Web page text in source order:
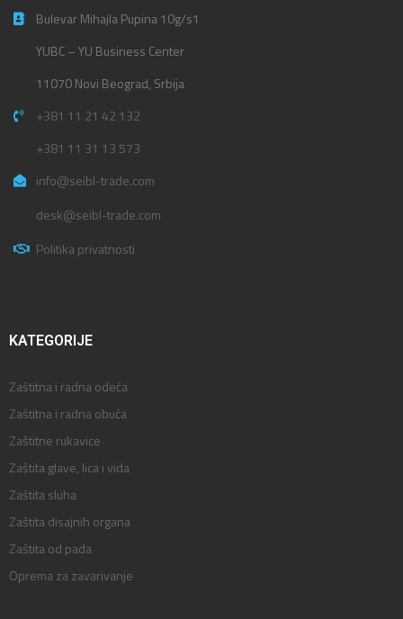
Bulevar Mihajla Pupina 10g/s1
YUBC – YU Business Center
11070 Novi Beograd, Srbija
+381 11 21 42 132
+381 11 31 13 573
info@seibl-trade.com
desk@seibl-trade.com
Politika privatnosti
KATEGORIJE
Zaštitna i radna odeća
Zaštitna i radna obuća
Zaštitne rukavice
Zaštita glave, lica i vida
Zaštita sluha
Zaštita disajnih organa
Zaštita od pada
Oprema za zavarivanje